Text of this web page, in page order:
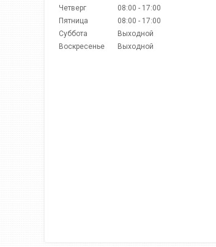
Четверг
08:00
17:00
Пятница
08:00
17:00
Суббота
Выходной
Воскресенье
Выходной